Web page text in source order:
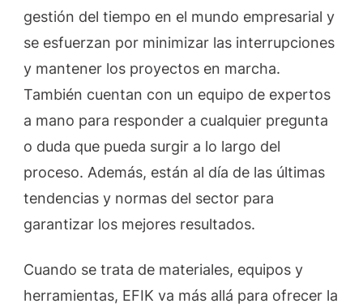
gestión del tiempo en el mundo empresarial y
se esfuerzan por minimizar las interrupciones
y mantener los proyectos en marcha.
También cuentan con un equipo de expertos
a mano para responder a cualquier pregunta
o duda que pueda surgir a lo largo del
proceso. Además, están al día de las últimas
tendencias y normas del sector para
garantizar los mejores resultados.
Cuando se trata de materiales, equipos y
herramientas, EFIK va más allá para ofrecer la